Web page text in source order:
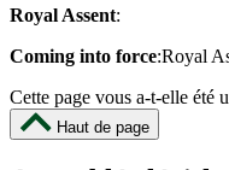
Royal Assent:
Coming into force:Royal
Cette page vous a-t-elle été
Haut de page